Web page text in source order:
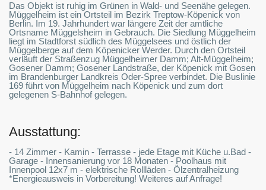
Das Objekt ist ruhig im Grünen in Wald- und Seenähe gelegen.
Müggelheim ist ein Ortsteil im Bezirk Treptow-Köpenick von
Berlin. Im 19. Jahrhundert war längere Zeit der amtliche
Ortsname Müggelsheim in Gebrauch. Die Siedlung Müggelheim
liegt im Stadtforst südlich des Müggelsees und östlich der
Müggelberge auf dem Köpenicker Werder. Durch den Ortsteil
verläuft der Straßenzug Müggelheimer Damm; Alt-Müggelheim;
Gosener Damm; Gosener Landstraße, der Köpenick mit Gosen
im Brandenburger Landkreis Oder-Spree verbindet. Die Buslinie
169 führt von Müggelheim nach Köpenick und zum dort
gelegenen S-Bahnhof gelegen.
Ausstattung:
- 14 Zimmer - Kamin - Terrasse - jede Etage mit Küche u.Bad -
Garage - Innensanierung vor 18 Monaten - Poolhaus mit
Innenpool 12x7 m - elektrische Rollläden - Ölzentralheizung
*Energieausweis in Vorbereitung! Weiteres auf Anfrage!